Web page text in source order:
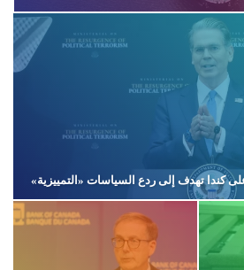
كندا تهدف إلى ردع السياسات «التمييزية»